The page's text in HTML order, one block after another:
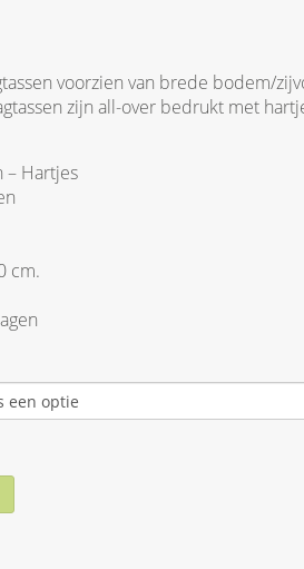
voorzien van brede bodem/
zijn all-over bedrukt met
– Hartjes
cm.